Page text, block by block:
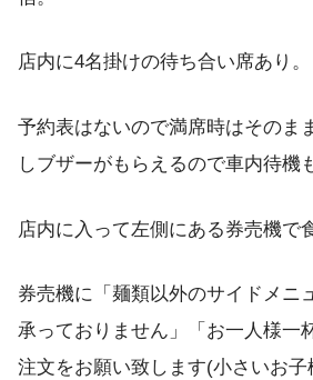
店内に4名掛けの待ち合い席あり。
予約表はないので満席時はそのま
しブザーがもらえるので車内待機
店内に入って左側にある券売機で
券売機に「麺類以外のサイドメニ
承っておりません」「お一人様一
注文をお願い致します(小さいお子